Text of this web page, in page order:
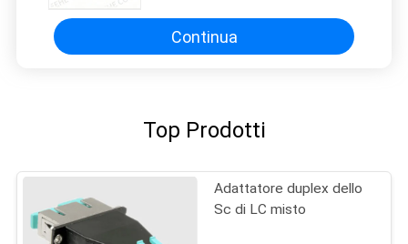
Continua
Top Prodotti
Adattatore duplex dello
Sc di LC misto